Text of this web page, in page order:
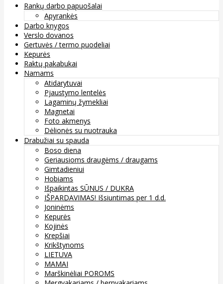
Rankų darbo papuošalai
Apyrankės
Darbo knygos
Verslo dovanos
Gertuvės / termo puodeliai
Kepurės
Raktų pakabukai
Namams
Atidarytuvai
Pjaustymo lentelės
Lagaminų žymekliai
Magnetai
Foto akmenys
Dėlionės su nuotrauka
Drabužiai su spauda
Boso diena
Geriausioms draugėms / draugams
Gimtadieniui
Hobiams
Išpaikintas SŪNUS / DUKRA
IŠPARDAVIMAS! Išsiuntimas per 1 d.d.
Joninėms
Kepurės
Kojinės
Krepšiai
Krikštynoms
LIETUVA
MAMAI
Marškinėliai POROMS